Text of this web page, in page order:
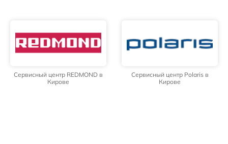
Сервисный центр REDMOND в
Кирове
Сервисный центр Polaris в
Кирове